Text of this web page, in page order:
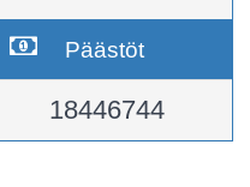
Päästöt
18446744